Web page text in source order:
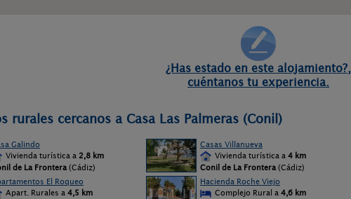
¿Has estado en este alojamiento?,
cuéntanos tu experiencia.
rurales cercanos a Casa Las Palmeras (Conil)
Galindo
Vivienda turística a 2,8 km
de La Frontera (Cádiz)
Casas Villanueva
Vivienda turística a 4 km
Conil de La Frontera (Cádiz)
El Roqueo
Apart. Rurales a 4,5 km
Hacienda Roche Viejo
Complejo Rural a 4,6 km